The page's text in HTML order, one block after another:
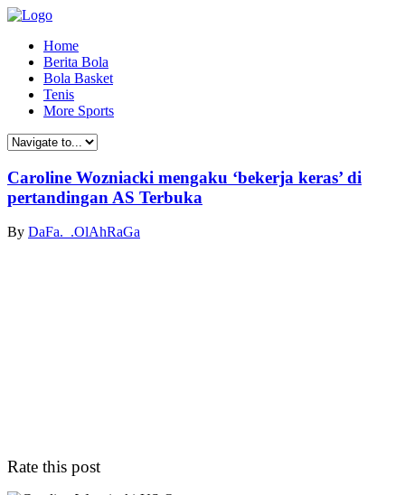
Home
Berita Bola
Bola Basket
Tenis
More Sports
Caroline Wozniacki mengaku ‘bekerja keras’ di
pertandingan AS Terbuka
By DaFa._.OlAhRaGa
Rate this post